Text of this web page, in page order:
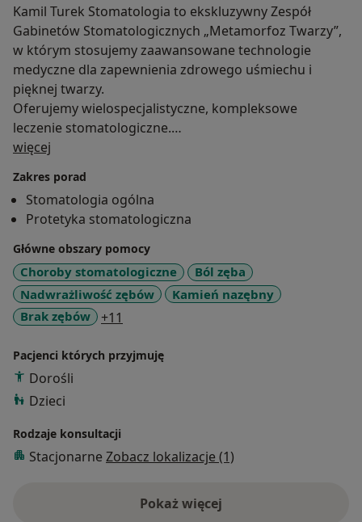
Kamil Turek Stomatologia to ekskluzywny Zespół
Gabinetów Stomatologicznych „Metamorfoz Twarzy”,
w którym stosujemy zaawansowane technologie
medyczne dla zapewnienia zdrowego uśmiechu i
pięknej twarzy.
Oferujemy wielospecjalistyczne, kompleksowe
leczenie stomatologiczne.
Kładziemy specjalny nacisk na estetyczne rozwiązania
estetycznej.
więcej
Zakres porad
Stomatologia ogólna
Protetyka stomatologiczna
Główne obszary pomocy
Choroby stomatologiczne
Ból zęba
Nadwrażliwość zębów
Kamień nazębny
Brak zębów
+11
Pacjenci których przyjmuję
Dorośli
Dzieci
Rodzaje konsultacji
Stacjonarne Zobacz lokalizacje (1)
Pokaż więcejo doświadczeniu